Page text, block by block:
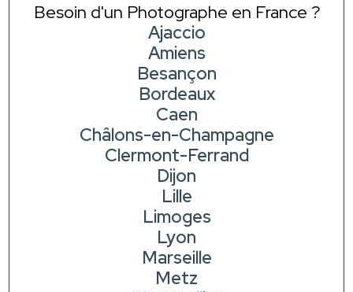
Besoin d'un Photographe en France ?
Ajaccio
Amiens
Besançon
Bordeaux
Caen
Châlons-en-Champagne
Clermont-Ferrand
Dijon
Lille
Limoges
Lyon
Marseille
Metz